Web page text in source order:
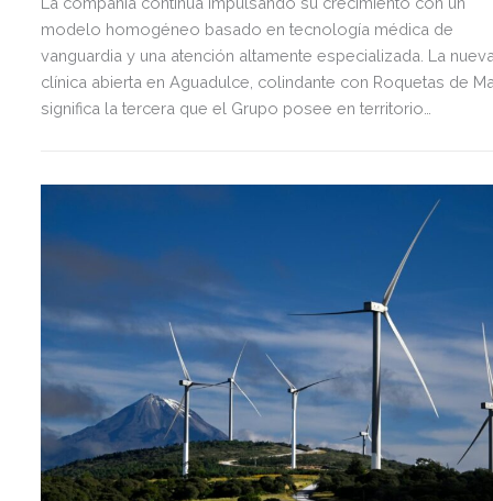
modelo homogéneo basado en tecnología médica de
vanguardia y una atención altamente especializada. La
clínica abierta en Aguadulce, colindante con Roquetas de
significa la tercera que el Grupo posee en territorio